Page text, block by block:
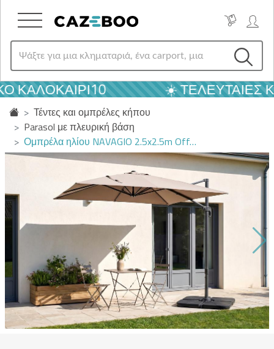
☀️ ΤΕΛΕΥΤΑΊΕΣ
Τέντες και ομπρέλες κήπου
Parasol με πλευρική βάση
Ομπρέλα ηλίου NAVAGIO 2.5x2.5m Off…